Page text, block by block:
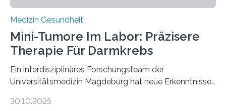
Medizin Gesundheit
Mini-Tumore Im Labor: Präzisere
Therapie Für Darmkrebs
Ein interdisziplinäres Forschungsteam der
Universitätsmedizin Magdeburg hat neue Erkenntnisse
behandelt werden kann. In ihrer aktuellen Studie,
30.10.2025